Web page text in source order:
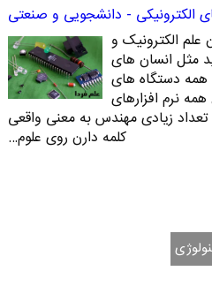
الکترونیکی - دانشجویی و صنعتی
الکترونیک و
مثل انسان های
همه دستگاه های
نرم افزارهای
زیادی مهندس به معنی واقعی
کلمه دارن روی علوم…